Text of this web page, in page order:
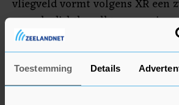
Toestemming Details
vliegveld vormt volgens XR een
voor de dichtbevolkte omgeving
van milieu en geluidsoverlast.
bovendien overbodig zijn,
van 80 kilometer meerdere en
vliegvelden liggen.